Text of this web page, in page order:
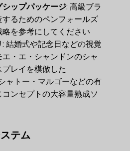
ップパッケージ​: 高級ブラ
るためのペンフォールズ
を参考にしてください
​: 結婚式や記念日などの視覚
・エ・シャンドンのシャ
レイを模倣した
ャトー・マルゴーなどの有
ンセプトの大容量熟成ソ
テム